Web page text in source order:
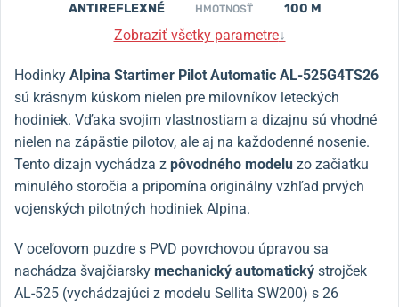
ANTIREFLEXNÉ
HMOTNOSŤ 100 M
Zobraziť všetky parametre↓
Hodinky Alpina Startimer Pilot Automatic AL-525G4TS26
sú krásnym kúskom nielen pre milovníkov leteckých
hodiniek. Vďaka svojim vlastnostiam a dizajnu sú vhodné
nielen na zápästie pilotov, ale aj na každodenné nosenie.
Tento dizajn vychádza z pôvodného modelu zo začiatku
minulého storočia a pripomína originálny vzhľad prvých
vojenských pilotných hodiniek Alpina.
V oceľovom puzdre s PVD povrchovou úpravou sa
nachádza švajčiarsky mechanický automatický strojček
AL-525 (vychádzajúci z modelu Sellita SW200) s 26